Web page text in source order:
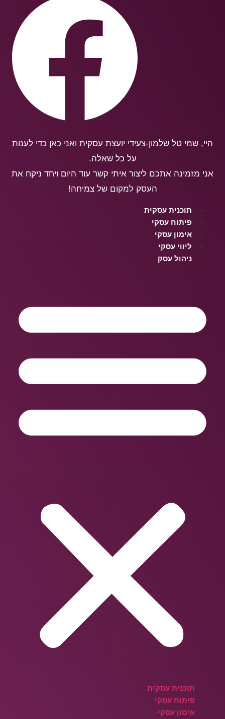
היי, שמי טל שלמון-צעידי יועצת עסקית ואני כאן כדי לענות
על כל שאלה.
אני מזמינה אתכם ליצור איתי קשר עוד היום ויחד ניקח את
העסק למקום של צמיחה!
תוכנית עסקית
פיתוח עסקי
אימון עסקי
ליווי עסקי
ניהול עסק
תוכנית עסקית
פיתוח עסקי
אימון עסקי